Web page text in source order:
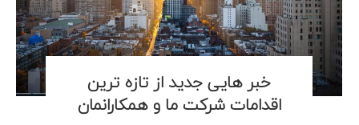
خبر هایی جدید از تازه ترین
اقدامات شرکت ما و همکارانمان